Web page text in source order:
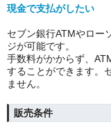
現金で支払がしたい
セブン銀行ATMやロー
ジが可能です。
手数料がかからず、
することができます。
ません。
販売条件